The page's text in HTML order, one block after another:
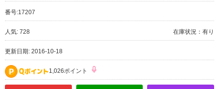
番号:17207
人気: 728 在庫状況：有り
更新日期: 2016-10-18
1,026ポイント